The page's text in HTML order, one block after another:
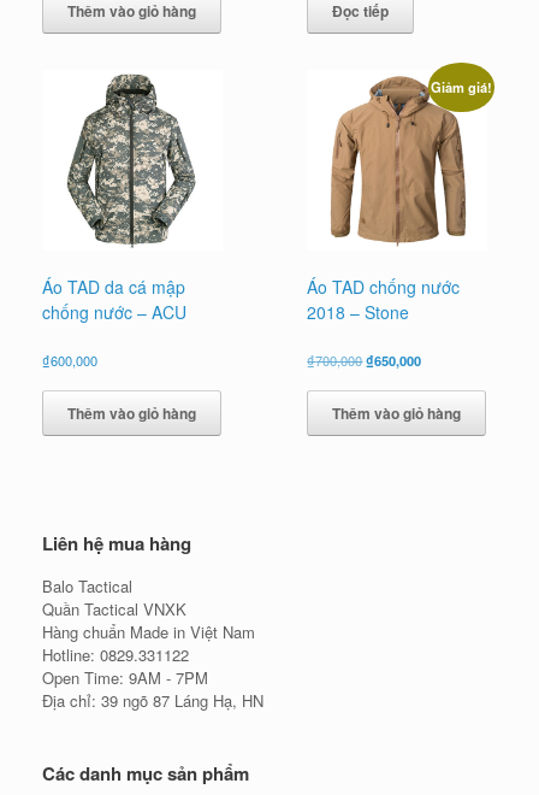
₫600,000.là:
₫550,000.
Thêm vào giỏ hàng Đọc tiếp
Áo TAD da cá mập
chống nước – ACU
₫600,000
Thêm vào giỏ hàng
Giảm giá!
Áo TAD chống nước
2018 – Stone
₫700,000Giá
là:
₫700,000.
₫650,000Giá
tại
là:
₫650,000.
Thêm vào giỏ hàng
Liên hệ mua hàng
Balo Tactical
Quần Tactical VNXK
Hàng chuẩn Made in Việt Nam
Hotline: 0829.331122
Open Time: 9AM - 7PM
Địa chỉ: 39 ngõ 87 Láng Hạ, HN
Các danh mục sản phẩm